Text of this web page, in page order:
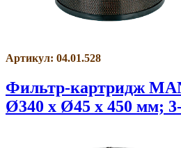
Артикул: 04.01.528
Фильтр-картридж
Ø340 x Ø45 x 450 мм;